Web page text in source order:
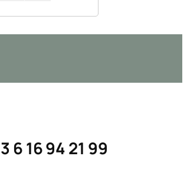
6 16 94 21 99